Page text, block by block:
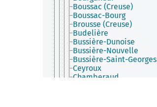
Boussac (Creuse)
Boussac-Bourg
Brousse (Creuse)
Budelière
Bussière-Dunoise
Bussière-Nouvelle
Bussière-Saint-Georges
Ceyroux
Chamberaud